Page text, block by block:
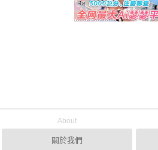
About
關於我們